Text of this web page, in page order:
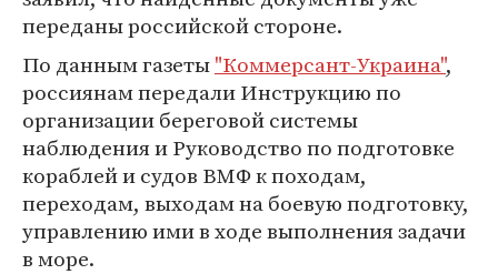
переданы российской стороне.
По данным газеты"Коммерсант-Украина",
россиянам передали Инструкцию по
организации береговой системы
наблюдения и Руководство по подготовке
кораблей и судов ВМФ к походам,
переходам, выходам на боевую подготовку,
управлению ими в ходе выполнения задачи
в море.